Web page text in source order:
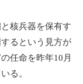
核兵器を保有す
るという見方が
任命を昨年10月
る。